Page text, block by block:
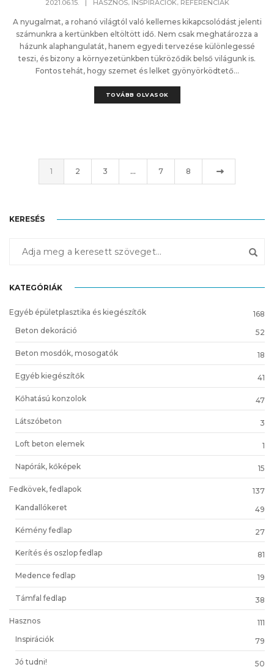
2021.06.15. | HASZNOS, INSPIRÁCIÓK, REFERENCIÁK
A nyugalmat, a rohanó világtól való kellemes kikapcsolódást jelenti
számunkra a kertünkben eltöltött idő. Nem csak meghatározza a
házunk alaphangulatát, hanem egyedi tervezése különlegessé
teszi, és bizony a környezetünkben tükröződik belső világunk is.
Fontos tehát, hogy szemet és lelket gyönyörködtető...
TOVÁBB OLVASOK
1 2 3 … 7 8
KERESÉS
KATEGÓRIÁK
Egyéb épületplasztika és kiegészítők
168
Beton dekoráció
52
Beton mosdók, mosogatók 18
Egyéb kiegészítők 41
Kőhatású konzolok 47
Látszóbeton 3
Loft beton elemek 1
Napórák, kőképek 15
Fedkövek, fedlapok
137
Kandallókeret
49
Kémény fedlap 27
Kerítés és oszlop fedlap 81
Medence fedlap 19
Támfal fedlap 38
Hasznos
111
Inspirációk
79
Jó tudni! 50